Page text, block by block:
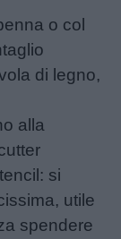
o col
di legno,
alla
si
utile
spendere